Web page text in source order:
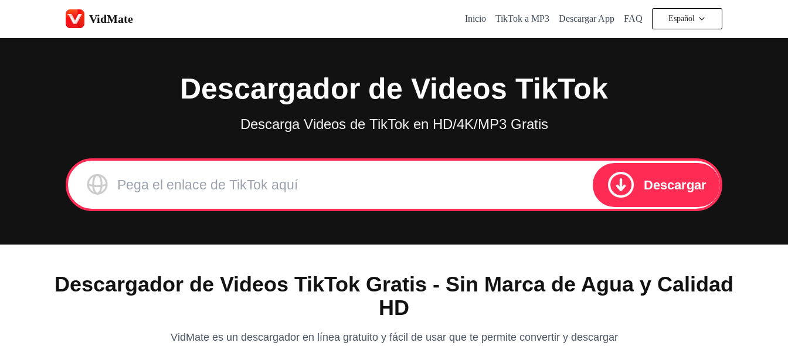
VidMate Inicio TikTok a MP3 Descargar App FAQ Español
Descargador de Videos TikTok
Descarga Videos de TikTok en HD/4K/MP3 Gratis
Descargar
Descargador de Videos TikTok Gratis - Sin Marca de Agua y Calidad
HD
VidMate es un descargador en línea gratuito y fácil de usar que te permite convertir y descargar